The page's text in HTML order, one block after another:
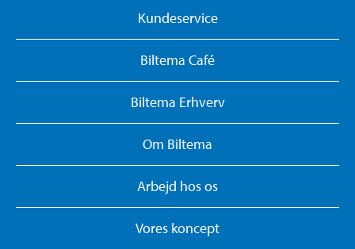
Kundeservice
Biltema Café
Biltema Erhverv
Om Biltema
Arbejd hos os
Vores koncept